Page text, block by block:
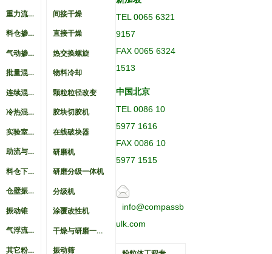
TEL 0065 6321
9157
FAX 0065 6324
1513
中国北京
TEL 0086 10
5977 1616
FAX 0086 10
5977 1515
info@compassb
ulk.com
重力流管式掺混料仓
料仓掺混锥
气动掺混仓
批量混料机
连续混料机
冷热混料机
实验室混料机
助流与破桥
料仓下料器
仓壁振动器
振动锥
气浮流化破桥
其它粉体破桥措施
间接干燥
直接干燥
热交换螺旋
物料冷却
颗粒粒径改变
胶块切胶机
在线破块器
研磨机
研磨分级一体机
分级机
涂覆改性机
干燥与研磨一体机
振动筛